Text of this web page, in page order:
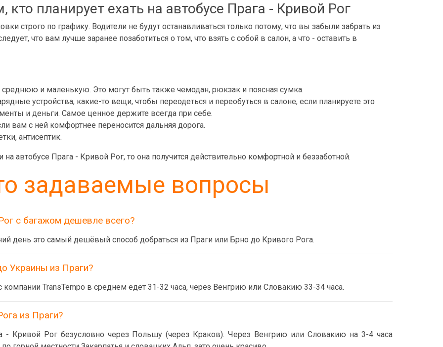
кто планирует ехать на автобусе Прага - Кривой Рог
строго по графику. Водители не будут останавливаться только потому, что вы забыли забрать из
что вам лучше заранее позаботиться о том, что взять с собой в салон, а что - оставить в
и маленькую. Это могут быть также чемодан, рюкзак и поясная сумка.
устройства, какие-то вещи, чтобы переодеться и переобуться в салоне, если планируете это
и деньги. Самое ценное держите всегда при себе.
вам с ней комфортнее переносится дальняя дорога.
антисептик.
автобусе Прага - Кривой Рог, то она получится действительно комфортной и беззаботной.
задаваемые вопросы
с багажом дешевле всего?
день это самый дешёвый способ добраться из Праги или Брно до Кривого Рога.
Украины из Праги?
TransTempo в среднем едет 31-32 часа, через Венгрию или Словакию 33-34 часа.
из Праги?
- Кривой Рог безусловно через Польшу (через Краков). Через Венгрию или Словакию на 3-4 часа